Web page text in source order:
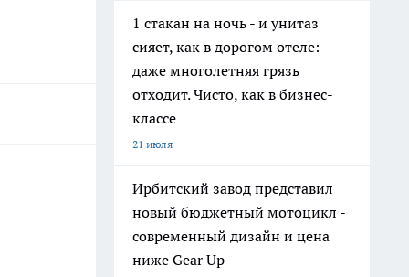
1 стакан на ночь - и унитаз
сияет, как в дорогом отеле:
даже многолетняя грязь
отходит. Чисто, как в бизнес-
классе
21 июля
Ирбитский завод представил
новый бюджетный мотоцикл -
современный дизайн и цена
ниже Gear Up